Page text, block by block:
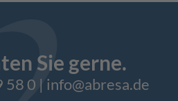
Sie gerne.
58 0 | info@abresa.de